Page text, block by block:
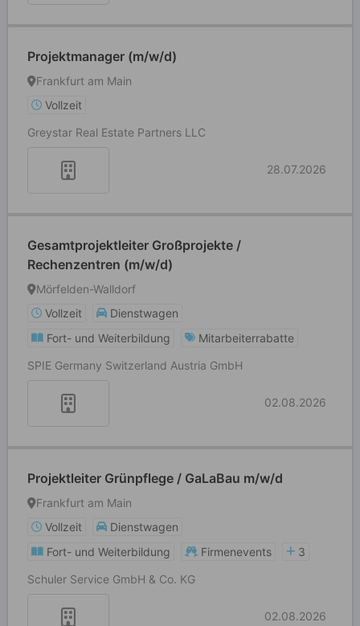
Projektmanager (m/w/d)
Frankfurt am Main
Vollzeit
Greystar Real Estate Partners LLC
28.07.2026
Gesamtprojektleiter Großprojekte /
Rechenzentren (m/w/d)
Mörfelden-Walldorf
Vollzeit
Dienstwagen
Fort- und Weiterbildung
Mitarbeiterrabatte
SPIE Germany Switzerland Austria GmbH
02.08.2026
Projektleiter Grünpflege / GaLaBau m/w/d
Frankfurt am Main
Vollzeit
Dienstwagen
Fort- und Weiterbildung
Firmenevents
3
Schuler Service GmbH & Co. KG
02.08.2026